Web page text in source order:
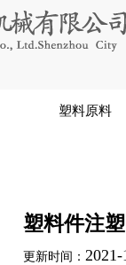
塑料原料
塑料件注
更新时间：